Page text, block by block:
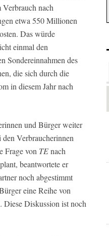
nach
etwa 550 Millionen
Das würde
einmal den
Sondereinnahmen des
die sich durch die
in diesem Jahr nach
und Bürger weiter
Verbraucherinnen
Frage von TEnach
beantwortete er
noch abgestimmt
eine Reihe von
Diese Diskussion ist noch